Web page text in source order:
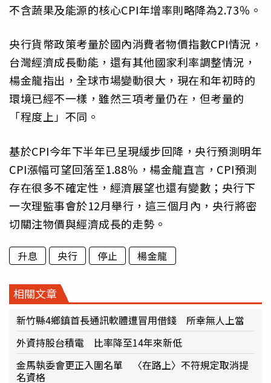
不含蔬果及能源的核心CPI年增率則略降為2.73％。
央行貨幣政策考量於國內消費者物價指數CPI情況，
台灣經濟成長動能，還有其他國家利率調整情況，
楊金龍指出，全球市場變動很大，現在和年初時的
環境已經不一樣，雖然三項考量仍在，但考量的
「程度上」不同。
基於CPI今年下半年已呈現緩步回降，央行預測明年
CPI漲幅可望回落至1.88％，楊金龍直言，CPI預測
存在很多不確定性，經濟展望也還有變數；央行下
一次理監事會於12月舉行，這三個月內，央行將密
切關注物價與經濟成長的走勢。
升息 央行 停止 楊金龍
相關文章
新竹縣4鄉鎮首長通訊軟體遭冒用借錢 所幸無人上當
外資持股台積電 比率降至14年來新低
金馬執委會更正入圍名單 〈在路上〉不符規定取消提
名資格